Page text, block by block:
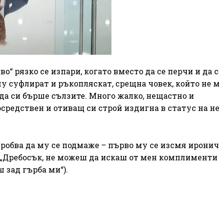
рязко се изпари, когато вместо да се перчи и да
суфлират и ръкопляскат, срещна човек, който не
си бърше сълзите. Много жалко, нещастно и
и отиващ си строй издигна в статус на
да му се подмаже – първо му се изсмя
„Дребосък, не можеш да искаш от мен комплименти
гърба ми“).